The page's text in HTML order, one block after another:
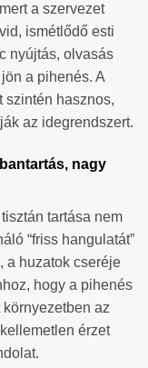
a szervezet
ismétlődő esti
nyújtás, olvasás
a pihenés. A
szintén hasznos,
az idegrendszert.
nagy
tartása nem
“friss hangulatát”
a huzatok cseréje
hogy a pihenés
az
érzet